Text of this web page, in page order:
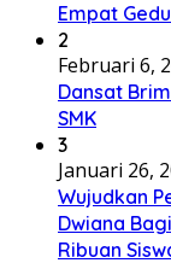
Empat
2
Februari 6,
Dansat
SMK
3
Januari 26,
Wujudkan
Dwiana
Ribuan